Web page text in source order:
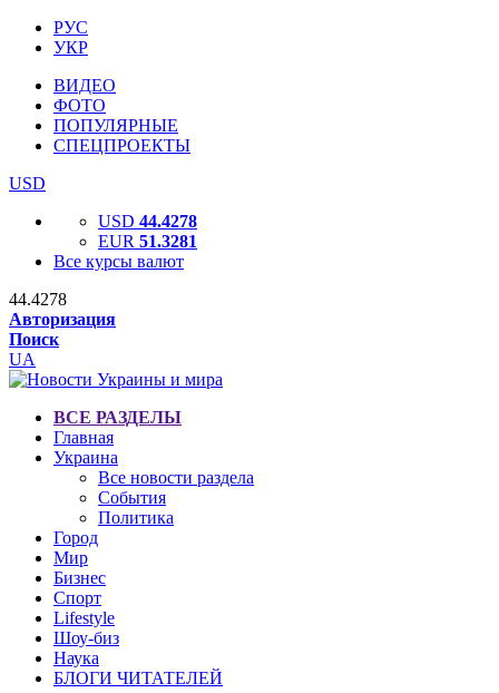
РУС
УКР
ВИДЕО
ФОТО
ПОПУЛЯРНЫЕ
СПЕЦПРОЕКТЫ
USD
USD 44.4278
EUR 51.3281
Все курсы валют
44.4278
Авторизация
Поиск
UA
ВСЕ РАЗДЕЛЫ
Главная
Украина
Все новости раздела
События
Политика
Город
Мир
Бизнес
Спорт
Lifestyle
Шоу-биз
Наука
БЛОГИ ЧИТАТЕЛЕЙ